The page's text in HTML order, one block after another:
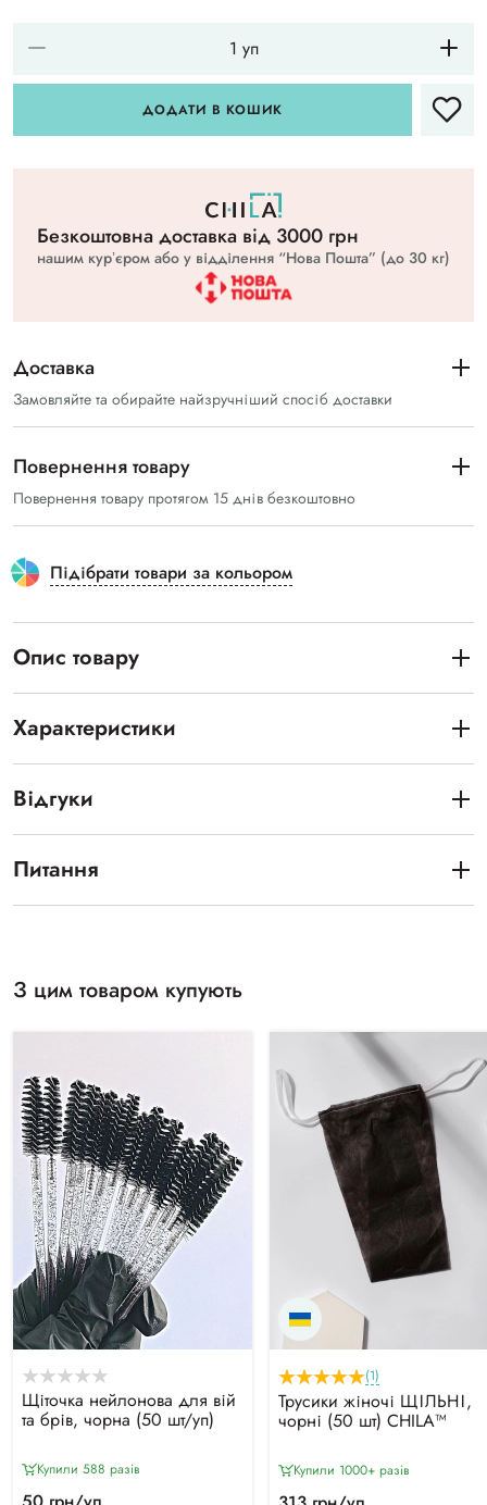
ДОДАТИ В КОШИК
Безкоштовна доставка вiд 3000 грн
нашим курʼєром або у відділення “Нова Пошта” (до 30 кг)
Доставка
Замовляйте та обирайте найзручніший спосіб доставки
Повернення товару
Повернення товару протягом 15 днів безкоштовно
Підібрати товари за кольором
Опис товару
Характеристики
Відгуки
Питання
З цим товаром купують
Щіточка нейлонова для вій
та брів, чорна (50 шт/уп)
Купили 588 разiв
(1)
Трусики жіночі ЩІЛЬНІ,
чорні (50 шт) CHILA™
Купили 1000+ разiв